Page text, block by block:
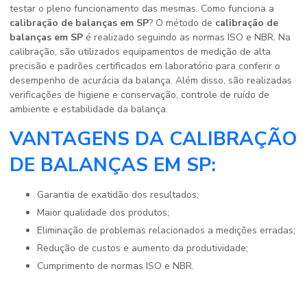
testar o pleno funcionamento das mesmas. Como funciona a
calibração de balanças em SP? O método de calibração de
balanças em SP é realizado seguindo as normas ISO e NBR. Na
calibração, são utilizados equipamentos de medição de alta
precisão e padrões certificados em laboratório para conferir o
desempenho de acurácia da balança. Além disso, são realizadas
verificações de higiene e conservação, controle de ruído de
ambiente e estabilidade da balança.
VANTAGENS DA CALIBRAÇÃO
DE BALANÇAS EM SP:
Garantia de exatidão dos resultados;
Maior qualidade dos produtos;
Eliminação de problemas relacionados a medições erradas;
Redução de custos e aumento da produtividade;
Cumprimento de normas ISO e NBR.